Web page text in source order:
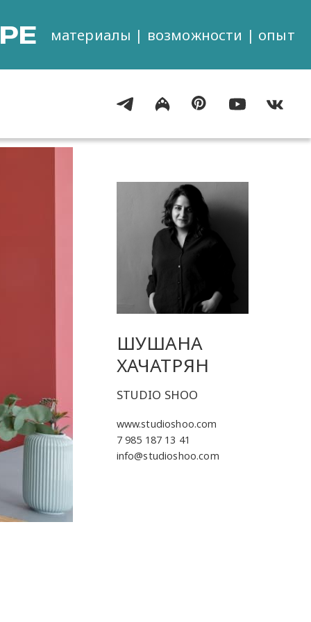
материалы | возможности | опыт
ШУШАНА
ХАЧАТРЯН
STUDIO SHOO
www.studioshoo.com
7 985 187 13 41
info@studioshoo.com